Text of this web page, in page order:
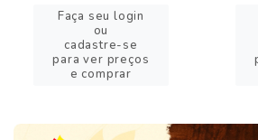
Faça seu login
ou
cadastre-se
para ver preços
e comprar